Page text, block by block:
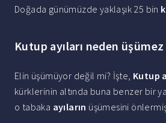
Doğada günümüzde yaklaşık 25 bin
Kutup ayıları neden
Elin üşümüyor değil mi? İşte, Kutup
kürklerinin altında buna benzer bir
o tabaka ayıların üşümesini